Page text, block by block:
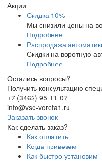
Акции
Скидка 10%
Мы снизили цены на
Подробнее
Распродажа
Скидки на воротную
Подробнее
Остались вопросы?
Получить консультацию
+7 (3462) 95-11-07
info@vse-vorota1.ru
Заказать звонок
Как сделать заказ?
Как оплатить
Когда привезем
Как быстро установим